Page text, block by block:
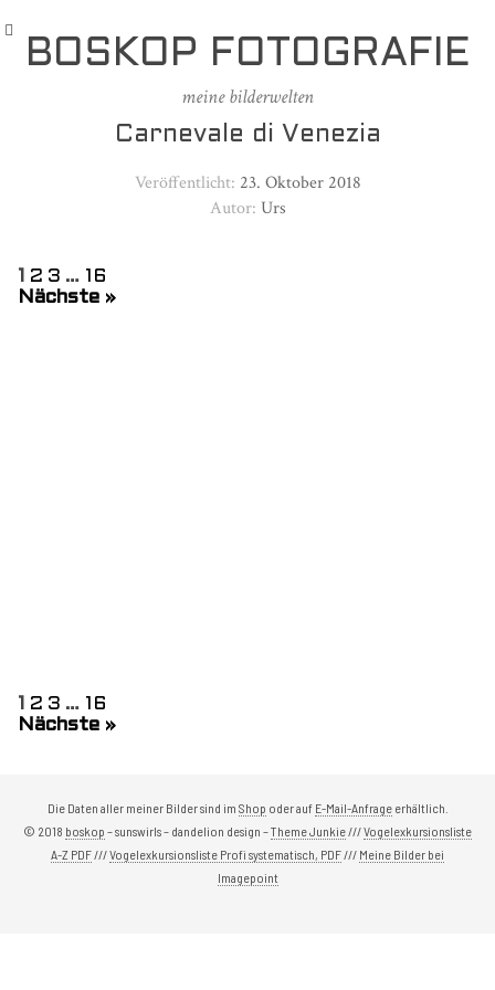
BOSKOP FOTOGRAFIE
meine bilderwelten
1 2 3 … 16
Nächste »
1 2 3 … 16
Nächste »
Carnevale di Venezia
Veröffentlicht: 23. Oktober 2018
Autor: Urs
Die Daten aller meiner Bilder sind im Shop oder auf E-Mail-Anfrageerhältlich.
© 2018 boskop – sunswirls – dandelion design –Theme Junkie ///Vogelexkursionsliste
A-Z PDF ///Vogelexkursionsliste Profi systematisch, PDF /// Meine Bilder bei
Imagepoint